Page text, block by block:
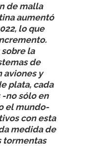
de malla
aumentó
lo que
sobre la
de
aviones y
plata, cada
no sólo en
el mundo-
con esta
medida de
tormentas